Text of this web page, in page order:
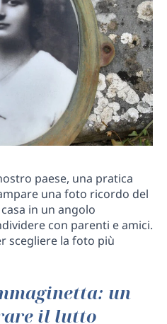
paese, una pratica
una foto ricordo del
in un angolo
con parenti e amici.
scegliere la foto più
un
il lutto